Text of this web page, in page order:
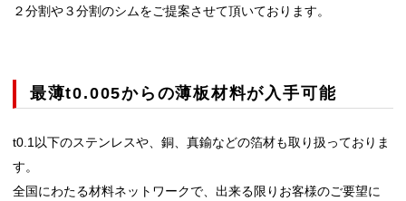
２分割や３分割のシムをご提案させて頂いております。
最薄t0.005からの薄板材料が入手可能
t0.1以下のステンレスや、銅、真鍮などの箔材も取り扱っておりま
す。
全国にわたる材料ネットワークで、出来る限りお客様のご要望に